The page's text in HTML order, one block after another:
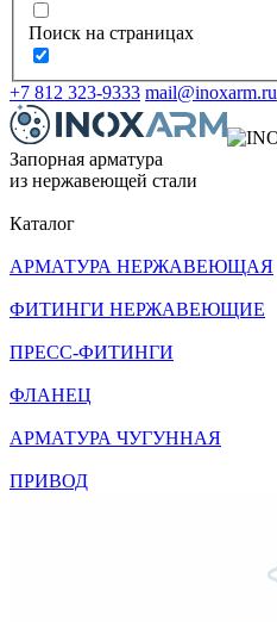
Поиск на страницах
+7 812 323-9333 mail@inoxarm.ru
Запорная арматура
из нержавеющей стали
Каталог
АРМАТУРА НЕРЖАВЕЮЩАЯ
ФИТИНГИ НЕРЖАВЕЮЩИЕ
ПРЕСС-ФИТИНГИ
ФЛАНЕЦ
АРМАТУРА ЧУГУННАЯ
ПРИВОД